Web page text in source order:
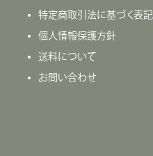
特定商取引法に基づく表記
個人情報保護方針
送料について
お問い合わせ